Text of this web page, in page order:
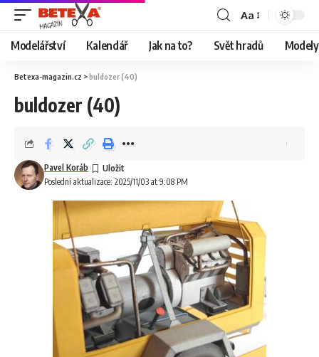
Aa
Modelářství Kalendář Jak na to? Svět hradů
Betexa-magazin.cz >buldozer (40)
buldozer (40)
Poslední aktualizace: 2025/11/03 at 9:08 PM
Pavel Koráb